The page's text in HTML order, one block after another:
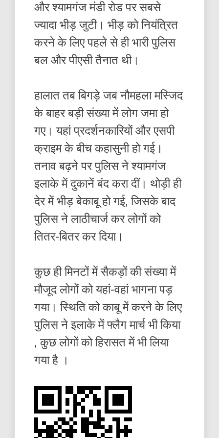
और श्यामगंज मंडी रोड पर सबसे
ज्यादा भीड़ जुटी। भीड़ को नियंत्रित
करने के लिए पहले से ही भारी पुलिस
बल और पीएसी तैनात थी।
हालात तब बिगड़े जब नौमहला मस्जिद
के बाहर बड़ी संख्या में लोग जमा हो
गए। यहां प्रदर्शनकारियों और एसपी
क्राइम के बीच कहासुनी हो गई।
तनाव बढ़ने पर पुलिस ने श्यामगंज
इलाके में दुकानें बंद करा दीं। थोड़ी ही
देर में भीड़ बेकाबू हो गई, जिसके बाद
पुलिस ने लाठीचार्ज कर लोगों को
तितर-बितर कर दिया।
कुछ ही मिनटों में सैकड़ों की संख्या में
मौजूद लोगों को यहां-वहां भागना पड़
गया। स्थिति को काबू में करने के लिए
पुलिस ने इलाके में फ्लैग मार्च भी किया
, कुछ लोगों को हिरासत में भी लिया
गया है ।